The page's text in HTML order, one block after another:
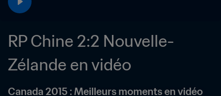
RP Chine 2:2 Nouvelle-
Zélande en vidéo
Canada 2015 : Meilleurs moments en vidéo